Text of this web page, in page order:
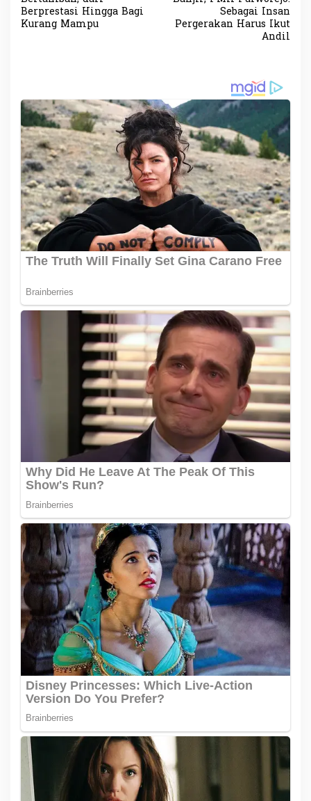
v
s
i
p
o
s
Berprestasi Hingga Bagi
Kurang Mampu
Sebagai Insan
Pergerakan Harus Ikut
Andil